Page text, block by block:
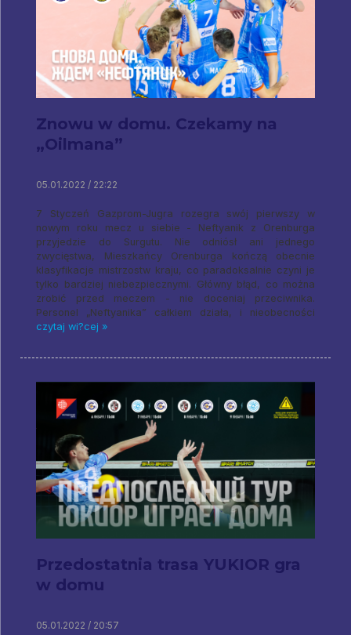
Znowu w domu. Czekamy na
„Oilmana”
05.01.2022 / 22:22
7 Styczeń Gazprom-Jugra rozegra swój pierwszy w
nowym roku mecz u siebie - Neftyanik z Orenburga
przyjedzie do Surgutu. Nie odniósł ani jednego
zwycięstwa, Mieszkańcy Orenburga kończą obecnie
klasyfikacje mistrzostw kraju, co paradoksalnie czyni je
tylko bardziej niebezpiecznymi. Główny błąd, co można
zrobić przed meczem - nie doceniaj przeciwnika.
Personel „Neftyanika” całkiem działa, i nieobecności
czytaj wi?cej »
Przedostatnia trasa YUKIOR gra
w domu
05.01.2022 / 20:57